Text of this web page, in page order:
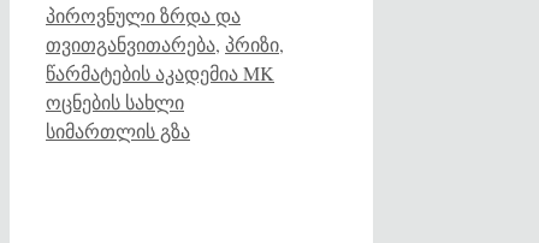
პიროვნული ზრდა და
თვითგანვითარება, პრიზი,
წარმატების აკადემია MK
ოცნების სახლი
სიმართლის გზა